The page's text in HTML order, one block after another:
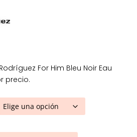
For Him Bleu Noir Eau
precio.